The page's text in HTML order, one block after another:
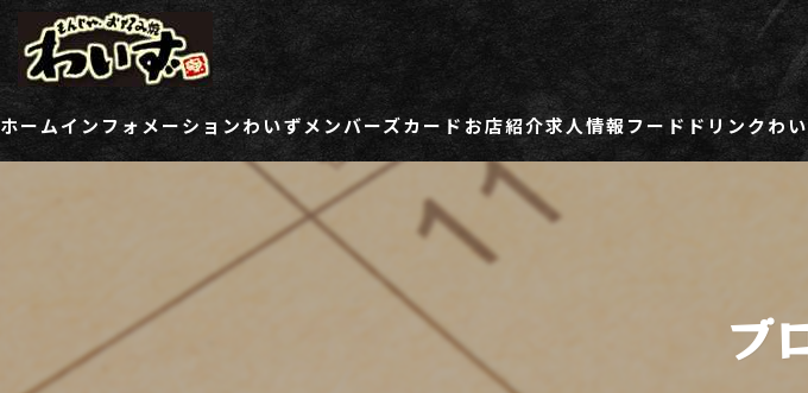
ホームインフォメーションわいずメンバーズカード
ご登録情報変更フォーム
お店紹介
わいず所沢店
わいずふじみ野店
わいず春日部店
求人情報フード ドリンクわ
ブ